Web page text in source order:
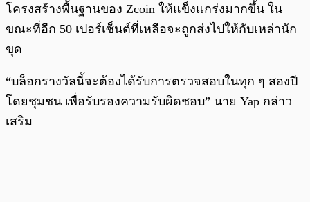
โครงสร้างพื้นฐานของ Zcoin ให้แข็งแกร่งมากขึ้น ใน
ขณะที่อีก 50 เปอร์เซ็นต์ที่เหลือจะถูกส่งไปให้กับเหล่านัก
ขุด
“บล็อกรางวัลนี้จะต้องได้รับการตรวจสอบในทุก ๆ สองปี
โดยชุมชน เพื่อรับรองความรับผิดชอบ” นาย Yap กล่าว
เสริม